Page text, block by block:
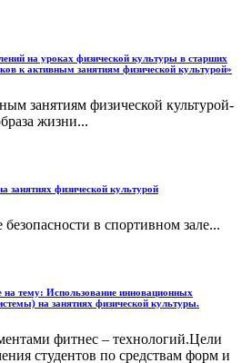
на уроках физической культуры в старших
к активным занятиям физической культурой»
занятиям физической культурой-
жизни...
занятиях физической культурой
в спортивном зале...
на тему: Использование инновационных
на занятиях физической культуры.
фитнес – технологий.Цели
студентов по средствам форм и